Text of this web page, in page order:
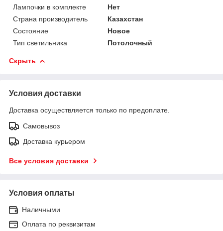
Лампочки в комплекте
Нет
Страна производитель
Казахстан
Состояние
Новое
Тип светильника
Потолочный
Скрыть
Условия доставки
Доставка осуществляется только по предоплате.
Самовывоз
Доставка курьером
Все условия доставки
Условия оплаты
Наличными
Оплата по реквизитам